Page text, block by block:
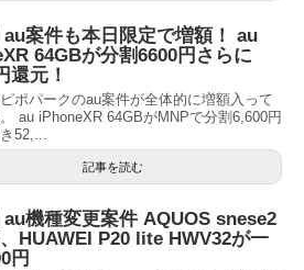
au案件も本日限定で増額！ au
64GBが分割6600円さらに
還元！
ポパークのau案件が全体的に増額入って
au iPhoneXR 64GBがMNPで分割6,600円
52,...
記事を読む
au機種変更案件 AQUOS snese2
HUAWEI P20 lite HWV32が一
円